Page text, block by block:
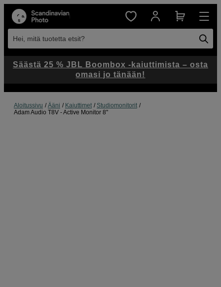
Hei, mitä tuotetta etsit?
Aloitussivu Ääni Kaiuttimet
Studiomonitorit
Adam Audio T8V - Active Monitor 8"
Säästä 25 % JBL Boombox -kaiuttimista – osta
omasi jo tänään!